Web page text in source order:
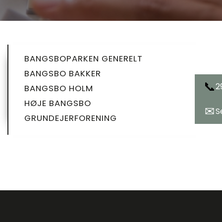
SIDEMENU
UNDERSIDE
BANGSBOPARKEN GENERELT
BANGSBO BAKKER
BANGSBO HOLM
HØJE BANGSBO
GRUNDEJERFORENING
📞
✉